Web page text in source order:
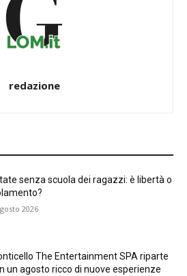
redazione
senza scuola dei ragazzi: è libertà o
2026
The Entertainment SPA riparte
un agosto ricco di nuove esperienze